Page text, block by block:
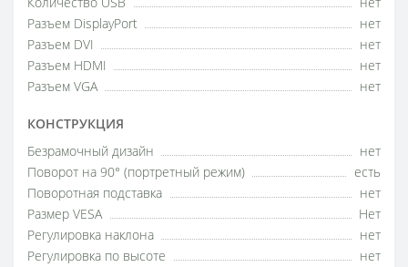
Разъем DisplayPort
нет
Разъем DVI
нет
Разъем HDMI
нет
Разъем VGA
нет
КОНСТРУКЦИЯ
Безрамочный дизайн
нет
Поворот на 90° (портретный режим)
есть
Поворотная подставка
нет
Размер VESA
Нет
Регулировка наклона
нет
Регулировка по высоте
нет